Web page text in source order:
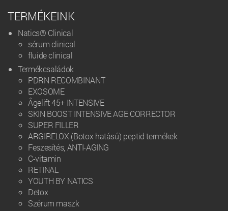
TERMÉKEINK
Natics® Clinical
sérum clinical
fluide clinical
Termékcsaládok
PDRN RECOMBINANT
EXOSOME
Âgelift 45+ INTENSIVE
SKIN BOOST INTENSIVE AGE CORRECTOR
SUPER FILLER
ARGIRELOX (Botox hatású) peptid termékek
Feszesítés, ANTI-AGING
C-vitamin
RETINAL
YOUTH BY NATICS
Detox
Szérum maszk